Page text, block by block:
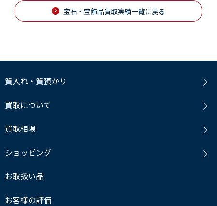
宝石・宝飾品買取実績一覧に戻る
質入れ・質預かり
買取について
買取相場
ショッピング
お取扱い品
お客様の評価